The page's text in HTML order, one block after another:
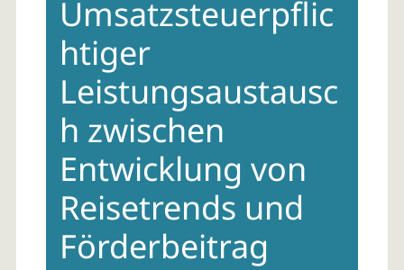
contentUmsatzsteuerpflic
htiger
Leistungsaustausc
h zwischen
Entwicklung von
Reisetrends und
Förderbeitrag